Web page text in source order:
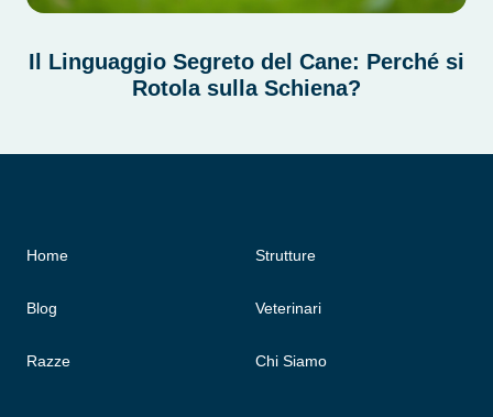
Il Linguaggio Segreto del Cane: Perché si
Rotola sulla Schiena?
Home
Blog
Razze
Strutture
Veterinari
Chi Siamo